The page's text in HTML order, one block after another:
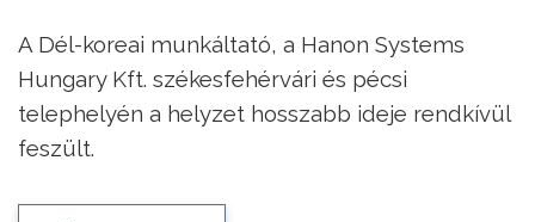
A Dél-koreai munkáltató, a Hanon Systems
Hungary Kft. székesfehérvári és pécsi
telephelyén a helyzet hosszabb ideje rendkívül
feszült.